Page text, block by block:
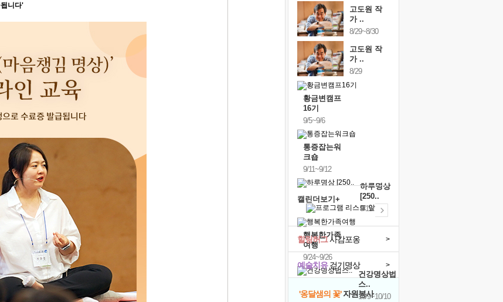
니다'
고도원 작
가 ..
8/29~8/30
고도원 작
가 ..
8/29
황금변캠프
16기
9/5~9/6
통증잡는워
크숍
9/11~9/12
하루명상
[250..
9/19
행복한가족
여행
9/24~9/26
건강명상법
스..
10/9~10/10
캘린더보기+
예술치유걷기명상 >
힐링허그사감포옹 >
'옹달샘의 꽃'자원봉사